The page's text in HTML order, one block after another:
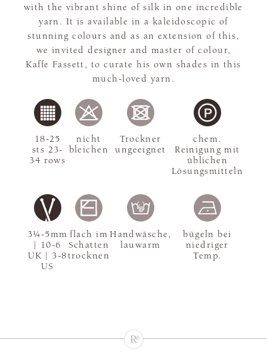
with the vibrant shine of silk in one incredible
yarn. It is available in a kaleidoscopic of
stunning colours and as an extension of this,
we invited designer and master of colour,
Kaffe Fassett, to curate his own shades in this
much-loved yarn.
3¼-5mm
| 10-6
UK | 3-8
US
18-25
sts 23-
34 rows
nicht
bleichen
Trockner
ungeeignet
chem.
Reinigung mit
üblichen
Lösungsmitteln
flach im
Schatten
trocknen
Handwäsche,
lauwarm
bügeln bei
niedriger
Temp.